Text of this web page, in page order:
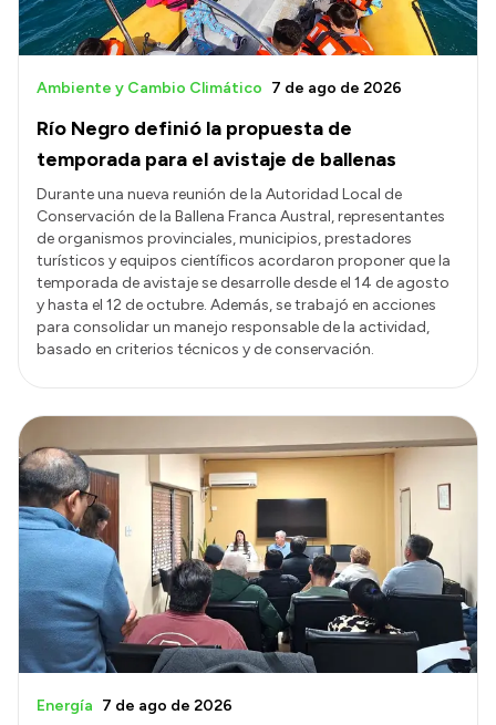
Presupuesto
Boletín Oficial
Compras y licitaciones
Consulta de pago a proveedores
Convocatorias
Intranet
Login
Río Negro definió la propuesta de
temporada para el avistaje de ballenas
Ambiente y Cambio Climático 7 de ago de 2026
Durante una nueva reunión de la Autoridad Local de
Conservación de la Ballena Franca Austral, representantes
de organismos provinciales, municipios, prestadores
turísticos y equipos científicos acordaron proponer que la
temporada de avistaje se desarrolle desde el 14 de agosto
y hasta el 12 de octubre. Además, se trabajó en acciones
para consolidar un manejo responsable de la actividad,
basado en criterios técnicos y de conservación.
Energía 7 de ago de 2026